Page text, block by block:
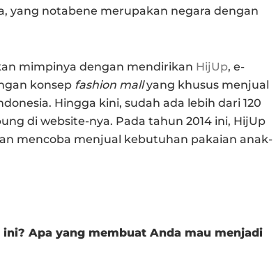
yang notabene merupakan negara dengan
mimpinya dengan mendirikan HijUp, e-
konsep fashion mallyang khusus menjual
Hingga kini, sudah ada lebih dari 120
di website-nya. Pada tahun 2014 ini, HijUp
mencoba menjual kebutuhan pakaian anak-
Apa yang membuat Anda mau menjadi